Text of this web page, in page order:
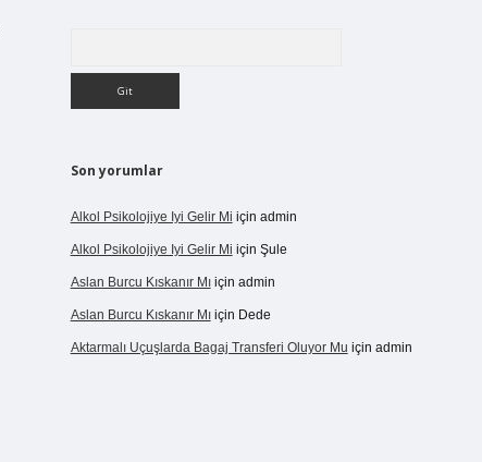
Son yorumlar
Alkol Psikolojiye Iyi Gelir Mi için admin
Alkol Psikolojiye Iyi Gelir Mi için Şule
Aslan Burcu Kıskanır Mıiçin admin
Aslan Burcu Kıskanır Mıiçin Dede
Aktarmalı Uçuşlarda Bagaj Transferi Oluyor Mu için admin